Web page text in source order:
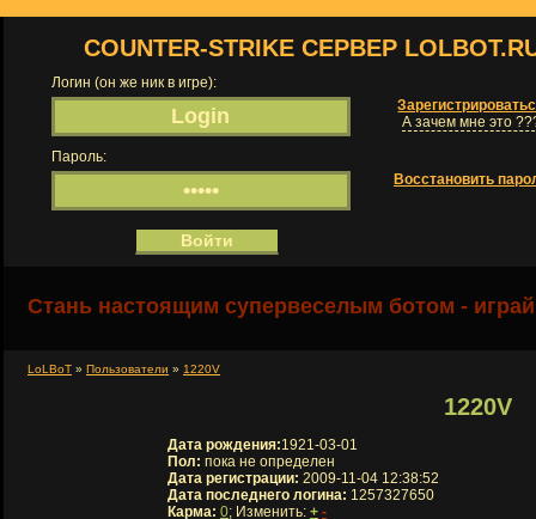
COUNTER-STRIKE СЕРВЕР
Логин (он же ник в игре):
А зачем мне это
Пароль:
Восстановить
Стань настоящим супервеселым ботом -
LoLBoT » Пользователи » 1220V
1220V
Дата рождения:1921-03-01
Пол: пока не определен
Дата регистрации: 2009-11-04 12:38:52
Дата последнего логина: 1257327650
Карма: 0; Изменить: + -